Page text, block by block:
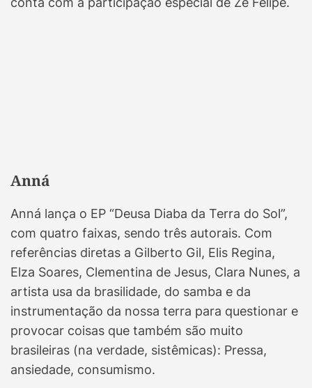
Anná
Anná lança o EP “Deusa Diaba da Terra do Sol”,
com quatro faixas, sendo três autorais. Com
referências diretas a Gilberto Gil, Elis Regina,
Elza Soares, Clementina de Jesus, Clara Nunes, a
artista usa da brasilidade, do samba e da
instrumentação da nossa terra para questionar e
provocar coisas que também são muito
brasileiras (na verdade, sistêmicas): Pressa,
ansiedade, consumismo.